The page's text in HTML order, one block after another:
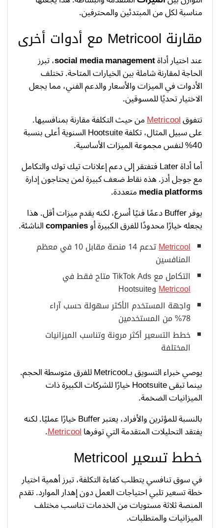
مناسبة لكل من المبتدئين والمحترفين.
مقارنة Metricool مع أدوات أخرى
عند اختيار أداةsocial media management، تبرز
الحاجة لمقارنة شاملة بين الخيارات المتاحة. تختلف
الأدوات في الميزات والأسعار والدعم الفني، مما يجعل
الاختيار تحديًا للمسوقين.
تتفوقMetricoolمن حيث التكلفة مقارنة بمنافسيها.
على سبيل المثال، تكلفة Hootsuite السنوية أعلى بنسبة
40% لنفس مجموعة الميزات الأساسية.
أما أداة Later فتفتقر إلى دعم إعلانات تيك توك والتكامل
مع جوجل أدز. هذه نقاط ضعف كبيرة لمن يحتاجون إدارة
media platformsمتعددة.
يوفر Buffer دعمًا فنيًا أسرع، لكنه يقدم ميزات أقل. هذا
يجعله خيارًا محدودًا للفرق الكبيرة أوcompaniesالناشئة.
Metricool
تدعم 14 منصة مقابل 10 في معظم
المنافسين
التكامل مع TikTok Ads متاح فقط في
MetricoolوHootsuite
واجهة المستخدم الأكثر سهولة حسب آراء
78% من المستخدمين
خطط التسعير أكثر مرونة وتناسب الميزانيات
المختلفة
يوصي خبراء التسويق بـMetricool للفرق متوسطة الحجم.
بينما تبقى Hootsuite خيارًا للشركات الكبيرة ذات
الميزانيات الضخمة.
بالنسبة للمؤثرين والأفراد، يعتبر Buffer خيارًا عمليًا. لكنه
يفتقد التحليلات المتقدمة التي توفرهاMetricool
.
خطط تسعير Metricool
في سوق تنافسي يتطلب كفاءة التكلفة، تبرز أهمية اختيار
خطة تسعير تلبي احتياجات العمل دون إهدار الموارد. تقدم
المنصة ثلاثة مستويات من الخدمات تناسب مختلف
الميزانيات والمتطلبات.